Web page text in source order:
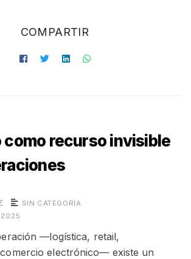
COMPARTIR
como recurso invisible
SIN CATEGORÍA
2025
—logística, retail,
electrónico— existe un